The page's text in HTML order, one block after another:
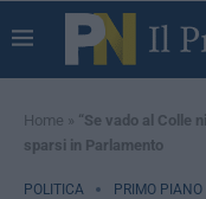
Home » “Se vado al Colle
sparsi in Parlamento
POLITICA PRIMO PIANO